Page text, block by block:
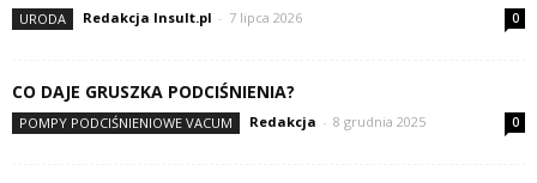
URODA Redakcja Insult.pl - 7 lipca 2026 0
CO DAJE GRUSZKA PODCIŚNIENIA?
POMPY PODCIŚNIENIOWE VACUM Redakcja - 8 grudnia 2025 0